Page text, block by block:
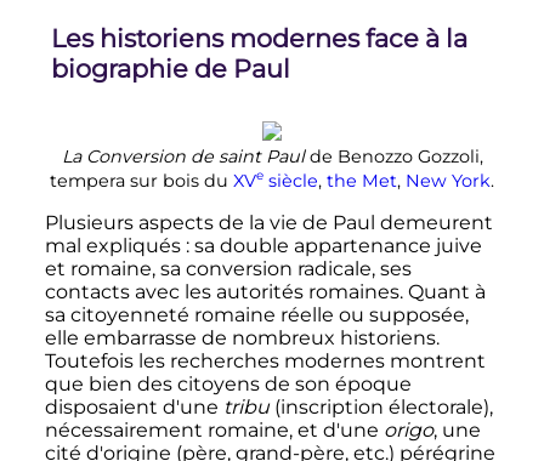
Les historiens modernes face à la
biographie de Paul
La Conversion de saint Paulde Benozzo Gozzoli,
tempera sur bois du XVe siècle, the Met, New York.
Plusieurs aspects de la vie de Paul demeurent
mal expliqués : sa double appartenance juive
et romaine, sa conversion radicale, ses
contacts avec les autorités romaines. Quant à
sa citoyenneté romaine réelle ou supposée,
elle embarrasse de nombreux historiens.
Toutefois les recherches modernes montrent
que bien des citoyens de son époque
disposaient d'une tribu(inscription électorale),
nécessairement romaine, et d'une origo, une
cité d'origine (père, grand-père, etc.) pérégrine